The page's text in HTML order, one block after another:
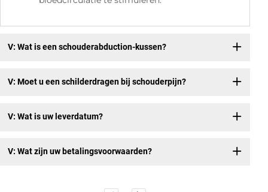
V: Wat is een schouderabduction-kussen?
V: Moet u een schilderdragen bij schouderpijn?
V: Wat is uw leverdatum?
V: Wat zijn uw betalingsvoorwaarden?